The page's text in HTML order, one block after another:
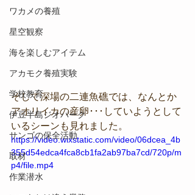
ワカメの養殖
星空観察
海を楽しむアイテム
アカモク養殖実験
学校教育
伊豆半島ジオパーク
サンゴの保全活動
取材
作業潜水
そして深場の二連魚礁では、なんとか
アオリイカの産卵･･･していようとして
いるシーンも見れました。
https://video.wixstatic.com/video/06dcea_4b
355d54edca4fca8cb1fa2ab97ba7cd/720p/m
p4/file.mp4